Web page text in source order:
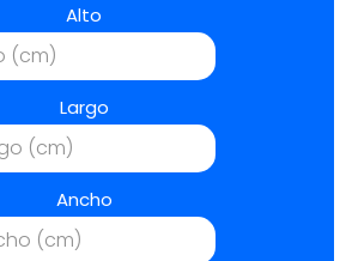
Alto
Largo
Ancho